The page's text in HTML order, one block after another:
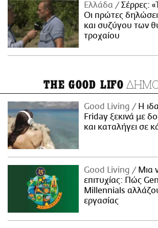
Ελλάδα
Σέρρες:
Οι πρώτες
και συζύγου των
τροχαίου
THE GOOD LIFO
Good Living
Η
Friday ξεκινά με
και καταλήγει σε
Good Living
Μια
επιτυχίας: Πώς
Millennials
εργασίας